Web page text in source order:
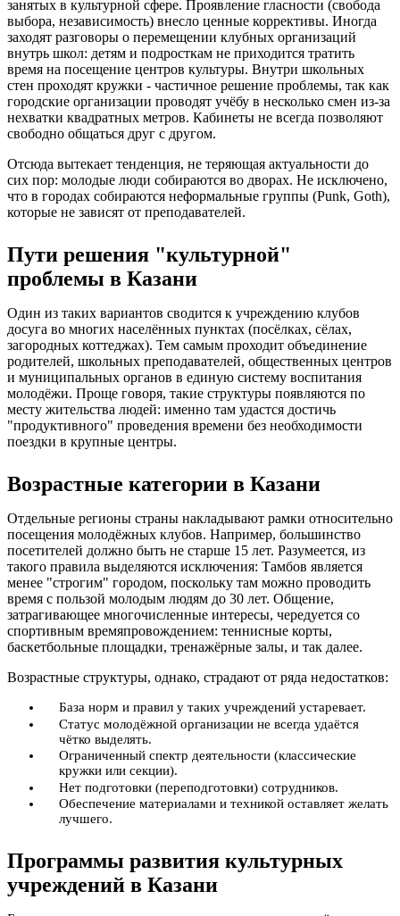
занятых в культурной сфере. Проявление гласности (свобода
выбора, независимость) внесло ценные коррективы. Иногда
заходят разговоры о перемещении клубных организаций
внутрь школ: детям и подросткам не приходится тратить
время на посещение центров культуры. Внутри школьных
стен проходят кружки - частичное решение проблемы, так как
городские организации проводят учёбу в несколько смен из-за
нехватки квадратных метров. Кабинеты не всегда позволяют
свободно общаться друг с другом.
Отсюда вытекает тенденция, не теряющая актуальности до
сих пор: молодые люди собираются во дворах. Не исключено,
что в городах собираются неформальные группы (Punk, Goth),
которые не зависят от преподавателей.
Пути решения "культурной"
проблемы в Казани
Один из таких вариантов сводится к учреждению клубов
досуга во многих населённых пунктах (посёлках, сёлах,
загородных коттеджах). Тем самым проходит объединение
родителей, школьных преподавателей, общественных центров
и муниципальных органов в единую систему воспитания
молодёжи. Проще говоря, такие структуры появляются по
месту жительства людей: именно там удастся достичь
"продуктивного" проведения времени без необходимости
поездки в крупные центры.
Возрастные категории в Казани
Отдельные регионы страны накладывают рамки относительно
посещения молодёжных клубов. Например, большинство
посетителей должно быть не старше 15 лет. Разумеется, из
такого правила выделяются исключения: Тамбов является
менее "строгим" городом, поскольку там можно проводить
время с пользой молодым людям до 30 лет. Общение,
затрагивающее многочисленные интересы, чередуется со
спортивным времяпровождением: теннисные корты,
баскетбольные площадки, тренажёрные залы, и так далее.
Возрастные структуры, однако, страдают от ряда недостатков:
База норм и правил у таких учреждений устаревает.
Статус молодёжной организации не всегда удаётся
чётко выделять.
Ограниченный спектр деятельности (классические
кружки или секции).
Нет подготовки (переподготовки) сотрудников.
Обеспечение материалами и техникой оставляет желать
лучшего.
Программы развития культурных
учреждений в Казани